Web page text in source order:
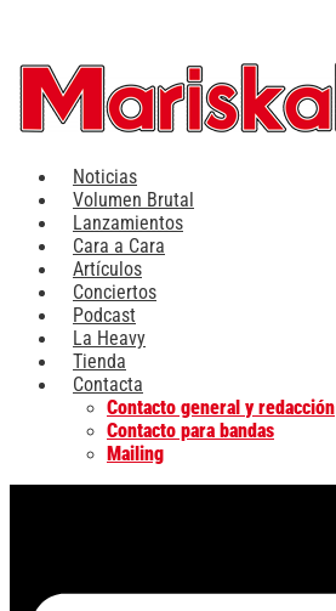
contenido
Noticias
Volumen Brutal
Lanzamientos
Cara a Cara
Artículos
Conciertos
Podcast
La Heavy
Tienda
Contacta
Contacto general y redacción
Contacto para bandas
Mailing